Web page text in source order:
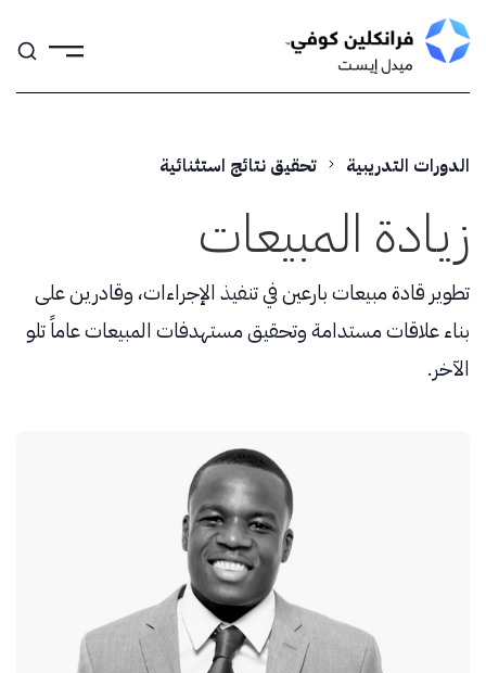
Skip
to
content
الدورات التدريبية تحقيق نتائج استثنائية
زيادة المبيعات
تطوير قادة مبيعات بارعين في تنفيذ الإجراءات، وقادرين على
بناء علاقات مستدامة وتحقيق مستهدفات المبيعات عاماً تلو
الآخر.